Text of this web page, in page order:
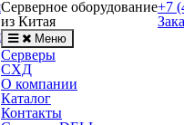
Серверное оборудование
из Китая
+7
Меню
Серверы
СХД
О компании
Каталог
Контакты